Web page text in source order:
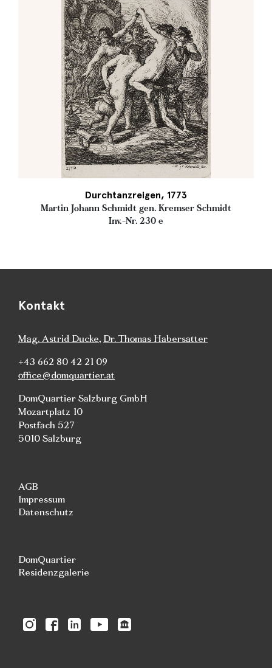
Durchtanzreigen, 1773
Martin Johann Schmidt gen. Kremser Schmidt
Inv.-Nr. 230 e
Kontakt
Mag. Astrid Ducke, Dr. Thomas Habersatter
+43 662 80 42 21 09
office@domquartier.at
DomQuartier Salzburg GmbH
Mozartplatz 10
Postfach 527
5010 Salzburg
AGB
Impressum
Datenschutz
DomQuartier
Residenzgalerie